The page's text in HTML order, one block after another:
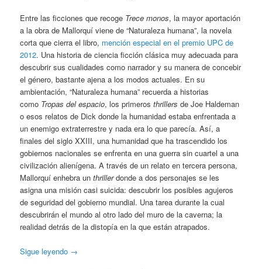
Entre las ficciones que recoge Trece monos, la mayor aportación
a la obra de Mallorquí viene de “Naturaleza humana”, la novela
corta que cierra el libro, mención especial en el premio UPC de
2012. Una historia de ciencia ficción clásica muy adecuada para
descubrir sus cualidades como narrador y su manera de concebir
el género, bastante ajena a los modos actuales. En su
ambientación, “Naturaleza humana” recuerda a historias
como Tropas del espacio, los primerosthrillers de Joe Haldeman
o esos relatos de Dick donde la humanidad estaba enfrentada a
un enemigo extraterrestre y nada era lo que parecía. Así, a
finales del siglo XXIII, una humanidad que ha trascendido los
gobiernos nacionales se enfrenta en una guerra sin cuartel a una
civilización alienígena. A través de un relato en tercera persona,
Mallorquí enhebra unthrillerdonde a dos personajes se les
asigna una misión casi suicida: descubrir los posibles agujeros
de seguridad del gobierno mundial. Una tarea durante la cual
descubrirán el mundo al otro lado del muro de la caverna; la
realidad detrás de la distopía en la que están atrapados.
Sigue leyendo →